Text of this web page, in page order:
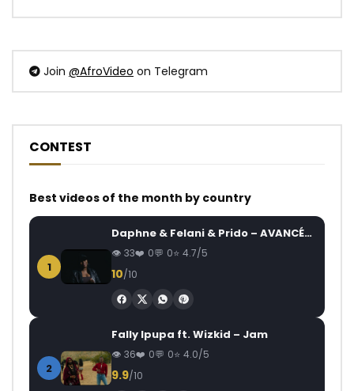
Join @AfroVideo on Telegram
CONTEST
Best videos of the month by country
1
Daphne & Felani & Prido – AVANCÉE (Le Pays Va Mal)
33 0 0 4.7/5
10/10
2
Fally Ipupa ft. Wizkid – Jam
36 0 0 4.0/5
9.9/10